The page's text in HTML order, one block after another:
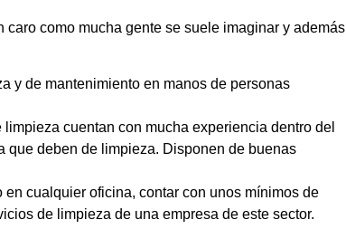
como mucha gente se suele imaginar y además
y de mantenimiento en manos de personas
cuentan con mucha experiencia dentro del
que deben de limpieza. Disponen de buenas
cualquier oficina, contar con unos mínimos de
de limpieza de una empresa de este sector.